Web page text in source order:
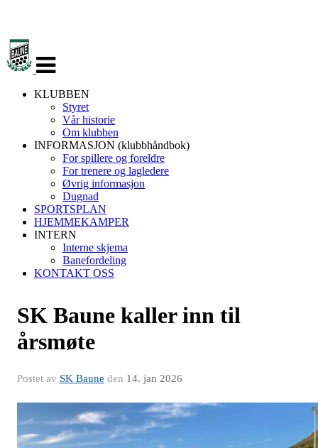
navigasjon
KLUBBEN
Styret
Vår historie
Om klubben
INFORMASJON (klubbhåndbok)
For spillere og foreldre
For trenere og lagledere
Øvrig informasjon
Dugnad
SPORTSPLAN
HJEMMEKAMPER
INTERN
Interne skjema
Banefordeling
KONTAKT OSS
SK Baune kaller inn til
årsmøte
Postet av SK Baune den 14. jan 2026